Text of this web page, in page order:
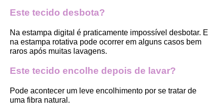
Este tecido desbota?
Na estampa digital é praticamente impossível desbotar. E
na estampa rotativa pode ocorrer em alguns casos bem
raros após muitas lavagens.
Este tecido encolhe depois de lavar?
Pode acontecer um leve encolhimento por se tratar de
uma fibra natural.